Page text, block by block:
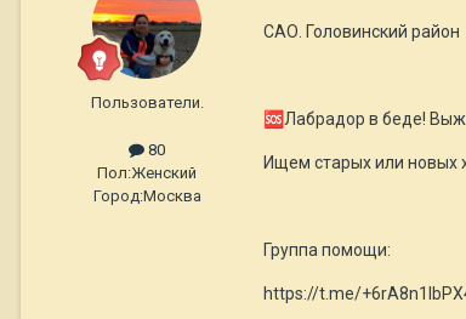
Пользователи.
80
Пол:Женский
Город:Москва
САО. Головинский район
🆘Лабрадор в беде!
Ищем старых или новых
Группа помощи:
https://t.me/